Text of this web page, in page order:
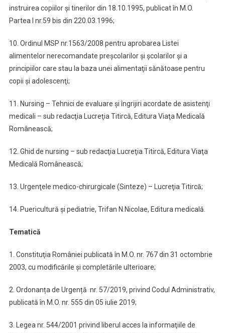
instruirea copiilor şi tinerilor din 18.10.1995, publicat în M.O.
Partea I nr.59 bis din 220.03.1996;
10. Ordinul MSP nr.1563/2008 pentru aprobarea Listei
alimentelor nerecomandate preşcolarilor şi şcolarilor şi a
principiilor care stau la baza unei alimentaţii sănătoase pentru
copii şi adolescenţi;
11. Nursing – Tehnici de evaluare şi îngrijiri acordate de asistenţi
medicali – sub redacţia Lucreţia Titircă, Editura Viaţa Medicală
Românească;
12. Ghid de nursing – sub redacţia Lucreţia Titircă, Editura Viaţa
Medicală Românească;
13. Urgenţele medico-chirurgicale (Sinteze) – Lucreţia Titircă;
14. Puericultură şi pediatrie, Trifan N.Nicolae, Editura medicală.
Tematică
1. Constituţia României publicată în M.O. nr. 767 din 31 octombrie
2003, cu modificările şi completările ulterioare;
2. Ordonanța de Urgență nr. 57/2019, privind Codul Administrativ,
publicată în M.O. nr. 555 din 05 iulie 2019;
3. Legea nr. 544/2001 privind liberul acces la informaţiile de